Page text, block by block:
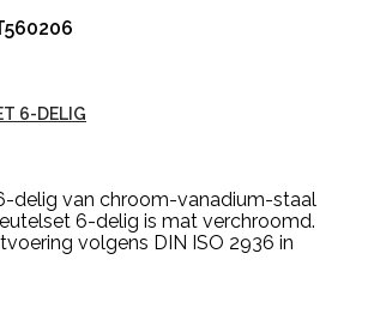
6-DELIG
delig van chroom-vanadium-staal
6-delig is mat verchroomd.
volgens DIN ISO 2936 in